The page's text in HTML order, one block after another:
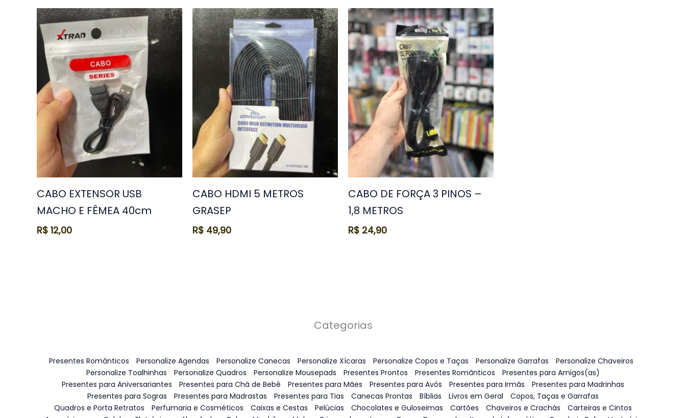
CABO EXTENSOR USB
MACHO E FÊMEA 40cm
R$ 12,00
CABO HDMI 5 METROS
GRASEP
R$ 49,90
CABO DE FORÇA 3 PINOS –
1,8 METROS
R$ 24,90
Categorias
Presentes Românticos Personalize Agendas Personalize Canecas Personalize Xícaras Personalize Copos e Taças Personalize Garrafas
Personalize Chaveiros
Personalize Toalhinhas
Personalize Quadros Personalize Mousepads Presentes Prontos Presentes Românticos
Presentes para Amigos(as)
Presentes para Aniversariantes
Presentes para Chá de Bebê Presentes para Mães Presentes para Avós Presentes para Irmãs
Presentes para Madrinhas
Presentes para Sogras
Presentes para Madrastas Presentes para Tias Canecas Prontas Bíblias Livros em Geral
Copos, Taças e Garrafas
Quadros e Porta Retratos
Perfumaria e Cosméticos Caixas e Cestas Pelúcias Chocolates e Guloseimas Cartões Chaveiros e Crachás
Carteiras e Cintos